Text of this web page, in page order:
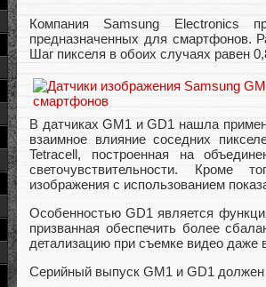
Компания Samsung Electronics
предназначенных для
Шаг пикселя в обоих случаях равен
В датчиках GM1 и GD1 нашла
взаимное влияние соседних
Tetracell, построенная на
светочувствительности. Кроме
изображения с использованием
Особенностью GD1 является
призванная обеспечить более
детализацию при съемке видео даже
Серийный выпуск GM1 и GD1 должен